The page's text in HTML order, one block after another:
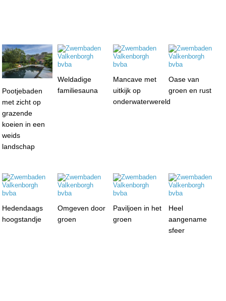
Pootjebaden
met zicht op
grazende
koeien in een
weids
landschap
Weldadige
familiesauna
Mancave met
uitkijk op
onderwaterwereld
Oase van
groen en rust
Hedendaags
hoogstandje
Omgeven door
groen
Paviljoen in het
groen
Heel
aangename
sfeer